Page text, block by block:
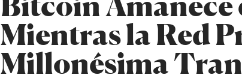
Mientras la Red
Millonésima